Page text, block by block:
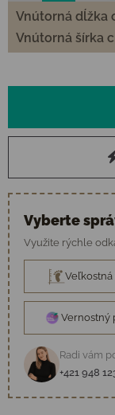
Vnútorná dĺžka
Vnútorná šírka
Vyberte
Využite rýchle
Veľkostná
Vernostný
Radi vám
+421 948